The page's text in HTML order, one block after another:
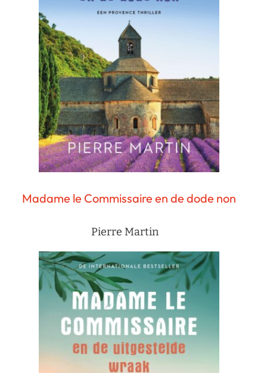
Madame le Commissaire en de dode non
Pierre Martin